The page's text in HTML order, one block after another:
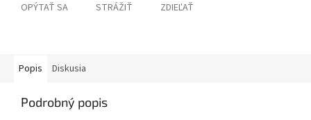
OPÝTAŤ SA STRÁŽIŤ ZDIEĽAŤ
Popis Diskusia
Podrobný popis